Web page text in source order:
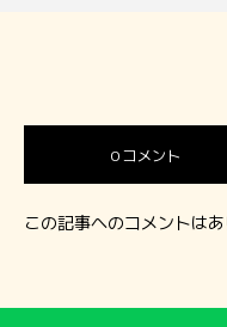
0 コメント
この記事へのコメントはあ